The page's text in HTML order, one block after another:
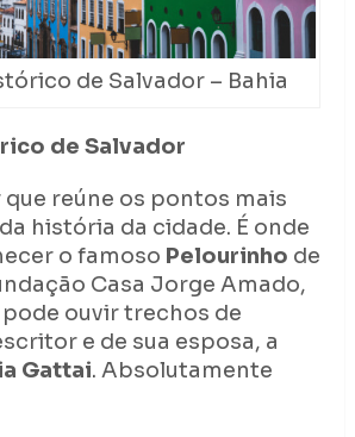
de Salvador – Bahia
de Salvador
que reúne os pontos mais
história da cidade. É onde
o famoso Pelourinho de
Casa Jorge Amado,
ouvir trechos de
e de sua esposa, a
Gattai. Absolutamente